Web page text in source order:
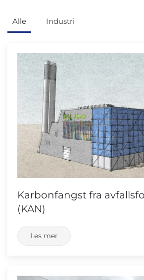
Alle Industri
Karbonfangst fra
(KAN)
Les mer